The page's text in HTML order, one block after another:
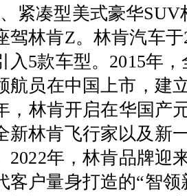
紧凑型美式豪华
驾林肯Z。林肯汽车
入5款车型。2015年
航员在中国上市，建
，林肯开启在华国产
新林肯飞行家以及新
2022年，林肯品牌迎
客户量身打造的“智